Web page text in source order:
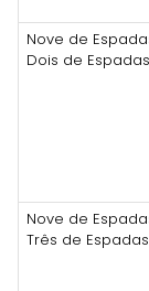
Nove de
Dois de Espadas
Nove de
Três de Espadas